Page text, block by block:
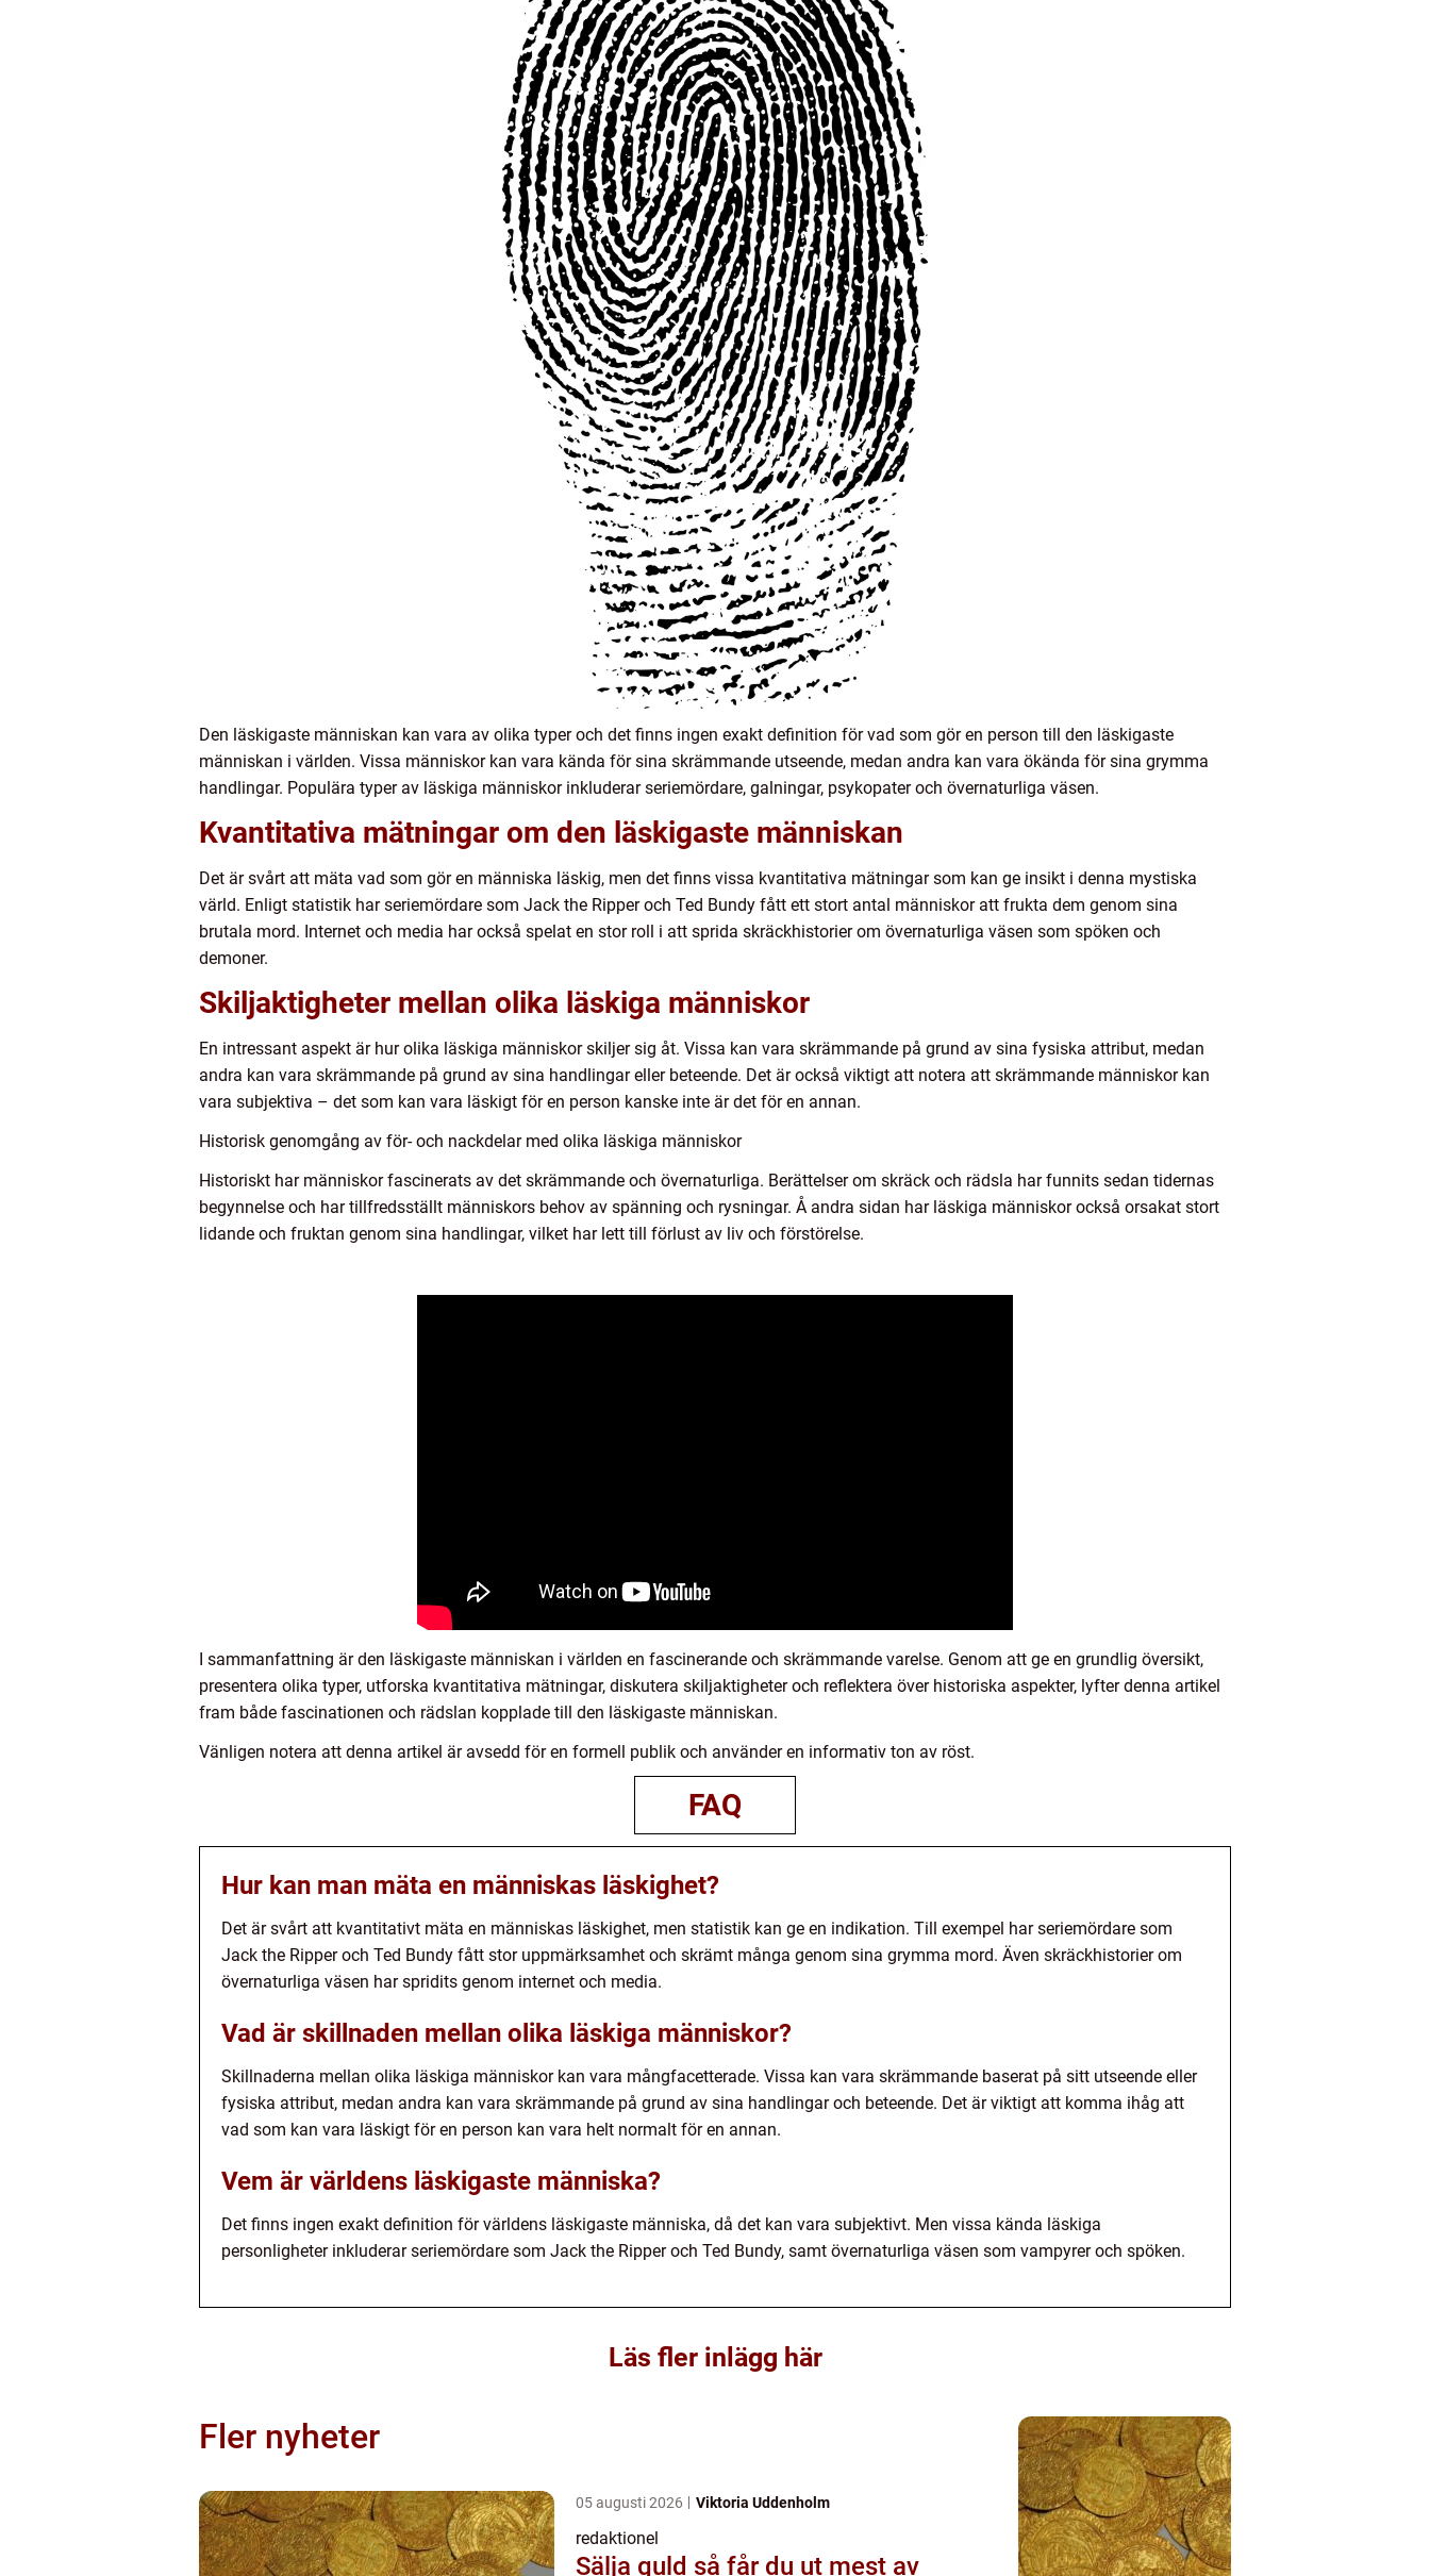
Den läskigaste människan kan vara av olika typer och det finns ingen exakt definition för vad som gör en person till den läskigaste
människan i världen. Vissa människor kan vara kända för sina skrämmande utseende, medan andra kan vara ökända för sina grymma
handlingar. Populära typer av läskiga människor inkluderar seriemördare, galningar, psykopater och övernaturliga väsen.
Kvantitativa mätningar om den läskigaste människan
Det är svårt att mäta vad som gör en människa läskig, men det finns vissa kvantitativa mätningar som kan ge insikt i denna mystiska
värld. Enligt statistik har seriemördare som Jack the Ripper och Ted Bundy fått ett stort antal människor att frukta dem genom sina
brutala mord. Internet och media har också spelat en stor roll i att sprida skräckhistorier om övernaturliga väsen som spöken och
demoner.
Skiljaktigheter mellan olika läskiga människor
En intressant aspekt är hur olika läskiga människor skiljer sig åt. Vissa kan vara skrämmande på grund av sina fysiska attribut, medan
andra kan vara skrämmande på grund av sina handlingar eller beteende. Det är också viktigt att notera att skrämmande människor kan
vara subjektiva – det som kan vara läskigt för en person kanske inte är det för en annan.
Historisk genomgång av för- och nackdelar med olika läskiga människor
Historiskt har människor fascinerats av det skrämmande och övernaturliga. Berättelser om skräck och rädsla har funnits sedan tidernas
begynnelse och har tillfredsställt människors behov av spänning och rysningar. Å andra sidan har läskiga människor också orsakat stort
lidande och fruktan genom sina handlingar, vilket har lett till förlust av liv och förstörelse.
I sammanfattning är den läskigaste människan i världen en fascinerande och skrämmande varelse. Genom att ge en grundlig översikt,
presentera olika typer, utforska kvantitativa mätningar, diskutera skiljaktigheter och reflektera över historiska aspekter, lyfter denna artikel
fram både fascinationen och rädslan kopplade till den läskigaste människan.
Vänligen notera att denna artikel är avsedd för en formell publik och använder en informativ ton av röst.
FAQ
Hur kan man mäta en människas läskighet?
Det är svårt att kvantitativt mäta en människas läskighet, men statistik kan ge en indikation. Till exempel har seriemördare som
Jack the Ripper och Ted Bundy fått stor uppmärksamhet och skrämt många genom sina grymma mord. Även skräckhistorier om
övernaturliga väsen har spridits genom internet och media.
Vad är skillnaden mellan olika läskiga människor?
Skillnaderna mellan olika läskiga människor kan vara mångfacetterade. Vissa kan vara skrämmande baserat på sitt utseende eller
fysiska attribut, medan andra kan vara skrämmande på grund av sina handlingar och beteende. Det är viktigt att komma ihåg att
vad som kan vara läskigt för en person kan vara helt normalt för en annan.
Vem är världens läskigaste människa?
Det finns ingen exakt definition för världens läskigaste människa, då det kan vara subjektivt. Men vissa kända läskiga
personligheter inkluderar seriemördare som Jack the Ripper och Ted Bundy, samt övernaturliga väsen som vampyrer och spöken.
Läs fler inlägg här
Fler nyheter
05 augusti 2026 Viktoria Uddenholm
redaktionel
Sälja guld så får du ut mest av